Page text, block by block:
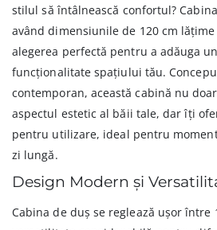
stilul să întâlnească confortul?
având dimensiunile de 120 cm
alegerea perfectă pentru a adăuga
funcționalitate spațiului tău.
contemporan, această cabină nu
aspectul estetic al băii tale, dar îți
pentru utilizare, ideal pentru
zi lungă.
Design Modern și
Cabina de duș se reglează ușor între